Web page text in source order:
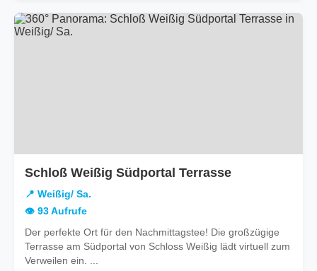
Schloß Weißig Südportal Terrassein
📍 Weißig/ Sa.
👁️ 93 Aufrufe
Der perfekte Ort für den Nachmittagstee! Die großzügige
Terrasse am Südportal von Schloss Weißig lädt virtuell zum
Verweilen ein. ...